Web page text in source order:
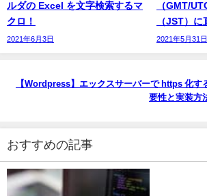
ルダの Excel を文字検索するマ
クロ！
2021年6月3日
（GMT/
（JST）に
2021年5月31日
【Wordpress】エックスサーバーで https 化す
要性と実装方
おすすめの記事